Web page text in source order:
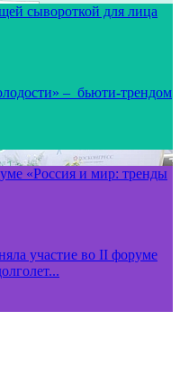
сывороткой для лица
– бьюти-трендом
«Россия и мир: тренды
участие во II форуме